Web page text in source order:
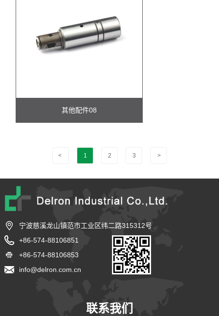
其他配件08
< 1 2 3 >
宁波慈溪龙山镇范市工业区纬二路315312号
+86-574-88106851
+86-574-88106853
info@delron.com.cn
联系我们